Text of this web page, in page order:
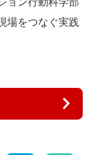
場をつなぐ実践